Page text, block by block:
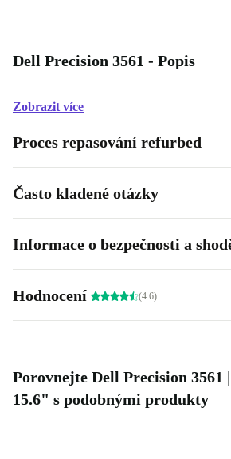
Dell Precision 3561 - Popis
Zobrazit více
Proces repasování refurbed
Často kladené otázky
Informace o bezpečnosti a
Hodnocení (4.6)
Porovnejte Dell Precision 3561
15.6" s podobnými produkty